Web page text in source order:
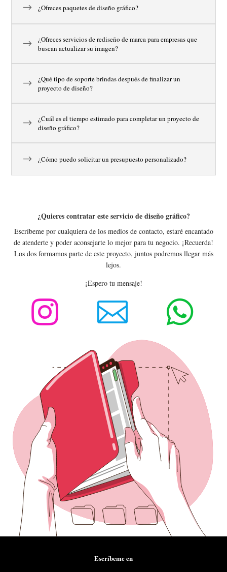
¿Ofreces paquetes de diseño gráfico?
¿Ofreces servicios de rediseño de marca para empresas que
buscan actualizar su imagen?
¿Qué tipo de soporte brindas después de finalizar un
proyecto de diseño?
¿Cuál es el tiempo estimado para completar un proyecto de
diseño gráfico?
¿Cómo puedo solicitar un presupuesto personalizado?
¿Quieres contratar este servicio de diseño gráfico?
Escríbeme por cualquiera de los medios de contacto, estaré encantado
de atenderte y poder aconsejarte lo mejor para tu negocio. ¡Recuerda!
Los dos formamos parte de este proyecto, juntos podremos llegar más
lejos.
¡Espero tu mensaje!
  
Escríbeme en